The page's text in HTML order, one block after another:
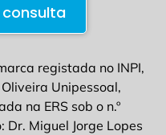
registada no INPI,
Unipessoal,
na ERS sob o n.º
Dr. Miguel Jorge Lopes